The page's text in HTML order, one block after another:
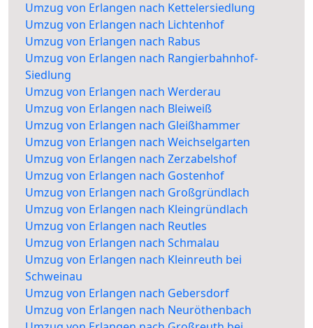
Umzug von Erlangen nach Kettelersiedlung
Umzug von Erlangen nach Lichtenhof
Umzug von Erlangen nach Rabus
Umzug von Erlangen nach Rangierbahnhof-
Siedlung
Umzug von Erlangen nach Werderau
Umzug von Erlangen nach Bleiweiß
Umzug von Erlangen nach Gleißhammer
Umzug von Erlangen nach Weichselgarten
Umzug von Erlangen nach Zerzabelshof
Umzug von Erlangen nach Gostenhof
Umzug von Erlangen nach Großgründlach
Umzug von Erlangen nach Kleingründlach
Umzug von Erlangen nach Reutles
Umzug von Erlangen nach Schmalau
Umzug von Erlangen nach Kleinreuth bei
Schweinau
Umzug von Erlangen nach Gebersdorf
Umzug von Erlangen nach Neuröthenbach